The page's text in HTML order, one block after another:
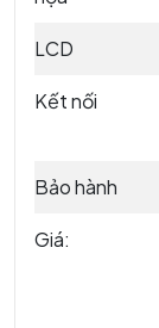
LCD
Kết nối
Bảo hành
Giá: